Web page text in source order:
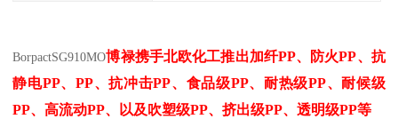
BorpactSG910MO博禄携手北欧化工推出加纤PP、防火PP、抗
静电PP、PP、抗冲击PP、食品级PP、耐热级PP、耐候级
PP、高流动PP、以及吹塑级PP、挤出级PP、透明级PP等